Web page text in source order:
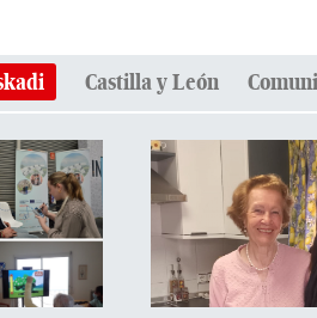
Castilla y León